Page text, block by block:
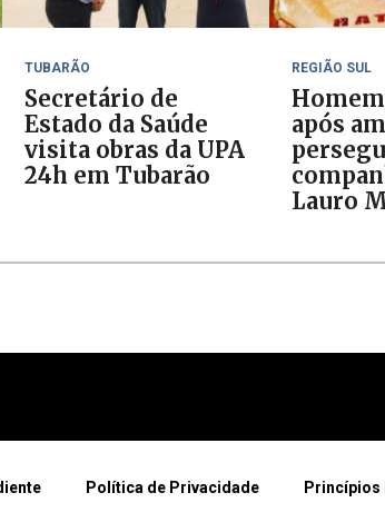
TUBARÃO
Secretário de
Estado da Saúde
visita obras da UPA
24h em Tubarão
REGIÃO SUL
após
Lauro
Política de Privacidade Princípios